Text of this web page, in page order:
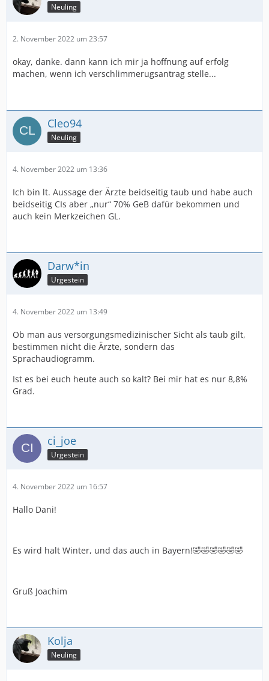
Neuling
2. November 2022 um 23:57
okay, danke. dann kann ich mir ja hoffnung auf erfolg
machen, wenn ich verschlimmerugsantrag stelle...
Cleo94
Neuling
4. November 2022 um 13:36
Ich bin lt. Aussage der Ärzte beidseitig taub und habe auch
beidseitig CIs aber „nur“ 70% GeB dafür bekommen und
auch kein Merkzeichen GL.
Darw*in
Urgestein
4. November 2022 um 13:49
Ob man aus versorgungsmedizinischer Sicht als taub gilt,
bestimmen nicht die Ärzte, sondern das
Sprachaudiogramm.
Ist es bei euch heute auch so kalt? Bei mir hat es nur 8,8%
Grad.
ci_joe
Urgestein
4. November 2022 um 16:57
Hallo Dani!
Es wird halt Winter, und das auch in Bayern!🤣🤣🤣🤣🤣🤣
Gruß Joachim
Kolja
Neuling